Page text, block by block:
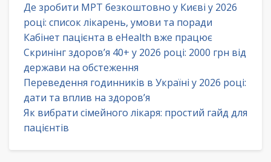
Де зробити МРТ безкоштовно у Києві у 2026
році: список лікарень, умови та поради
Кабінет пацієнта в eHealth вже працює
Скринінг здоров’я 40+ у 2026 році: 2000 грн від
держави на обстеження
Переведення годинників в Україні у 2026 році:
дати та вплив на здоров’я
Як вибрати сімейного лікаря: простий гайд для
пацієнтів